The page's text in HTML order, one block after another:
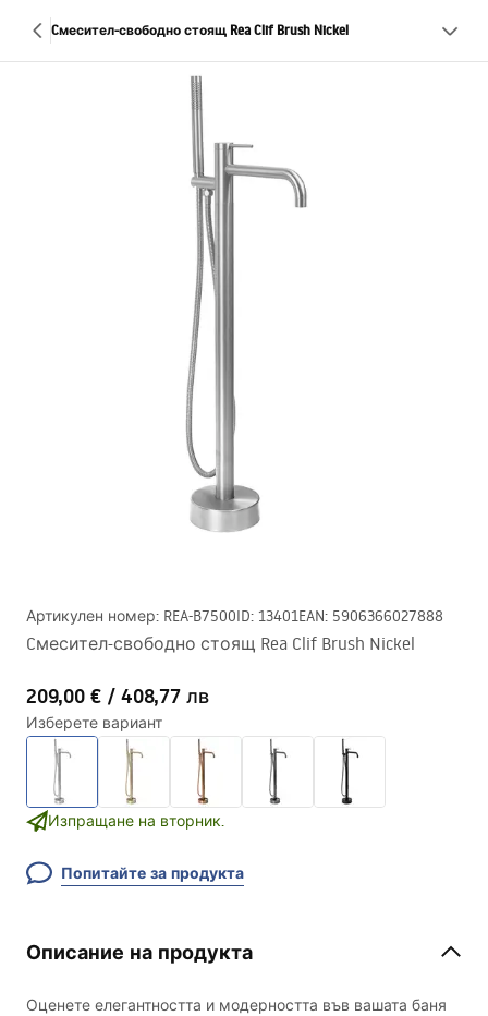
Cмесител-свободно стоящ Rea Clif Brush Nickel
Артикулен номер: REA-B7500ID: 13401EAN: 5906366027888
Cмесител-свободно стоящ Rea Clif Brush Nickel
209,00 € / 408,77 лв
Изберете вариант
Изпращане на вторник.
Попитайте за продукта
Описание на продукта
Оценете елегантността и модерността във вашата баня